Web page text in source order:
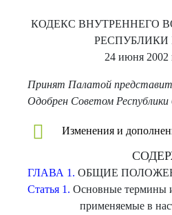
КОДЕКС ВНУТРЕННЕГО
РЕСПУБЛИКИ
24 июня 2002
Принят Палатой
Одобрен Советом Республики
Изменения и
ГЛАВА 1. ОБЩИЕ
Статья 1. Основные термины
применяемые в